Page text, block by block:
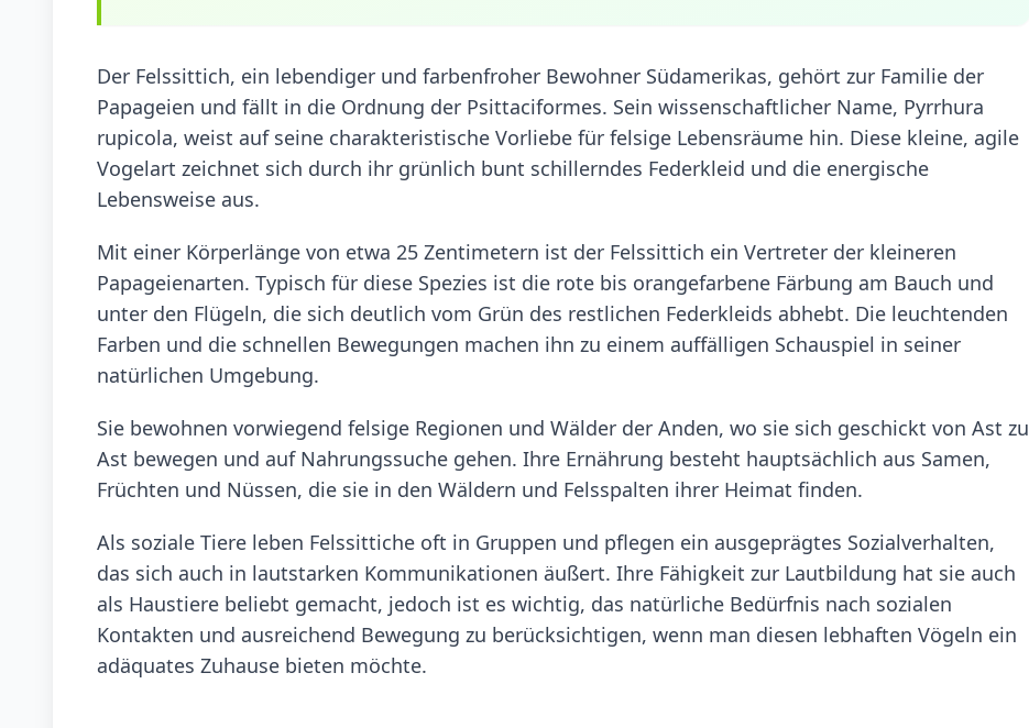
Der Felssittich, ein lebendiger und farbenfroher Bewohner Südamerikas, gehört zur Familie der
Papageien und fällt in die Ordnung der Psittaciformes. Sein wissenschaftlicher Name, Pyrrhura
rupicola, weist auf seine charakteristische Vorliebe für felsige Lebensräume hin. Diese kleine, agile
Vogelart zeichnet sich durch ihr grünlich bunt schillerndes Federkleid und die energische
Lebensweise aus.
Mit einer Körperlänge von etwa 25 Zentimetern ist der Felssittich ein Vertreter der kleineren
Papageienarten. Typisch für diese Spezies ist die rote bis orangefarbene Färbung am Bauch und
unter den Flügeln, die sich deutlich vom Grün des restlichen Federkleids abhebt. Die leuchtenden
Farben und die schnellen Bewegungen machen ihn zu einem auffälligen Schauspiel in seiner
natürlichen Umgebung.
Sie bewohnen vorwiegend felsige Regionen und Wälder der Anden, wo sie sich geschickt von Ast zu
Ast bewegen und auf Nahrungssuche gehen. Ihre Ernährung besteht hauptsächlich aus Samen,
Früchten und Nüssen, die sie in den Wäldern und Felsspalten ihrer Heimat finden.
Als soziale Tiere leben Felssittiche oft in Gruppen und pflegen ein ausgeprägtes Sozialverhalten,
das sich auch in lautstarken Kommunikationen äußert. Ihre Fähigkeit zur Lautbildung hat sie auch
als Haustiere beliebt gemacht, jedoch ist es wichtig, das natürliche Bedürfnis nach sozialen
Kontakten und ausreichend Bewegung zu berücksichtigen, wenn man diesen lebhaften Vögeln ein
adäquates Zuhause bieten möchte.